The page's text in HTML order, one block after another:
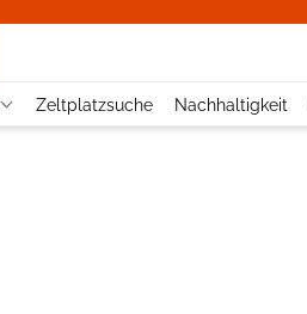
Zeltplatzsuche Nachhaltigkeit